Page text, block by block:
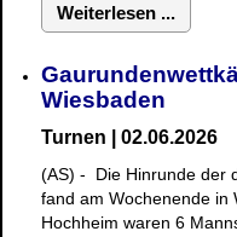
Weiterlesen ...
Wiesbaden
Turnen | 02.06.2026
(AS) - Die Hinrunde der
fand am Wochenende in
Hochheim waren 6